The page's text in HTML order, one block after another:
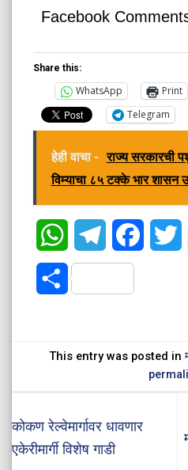
Facebook
Share this:
WhatsApp Print
Telegram
हेही वाचा - राज्य सरकारची
विम्याचा ८५ टक्के भार शासन
WhatsAppTelegram
Share
This entry was posted in
कोकण रेल्वेमार्गावर धावणार
एकेरीमार्गी विशेष गाडी